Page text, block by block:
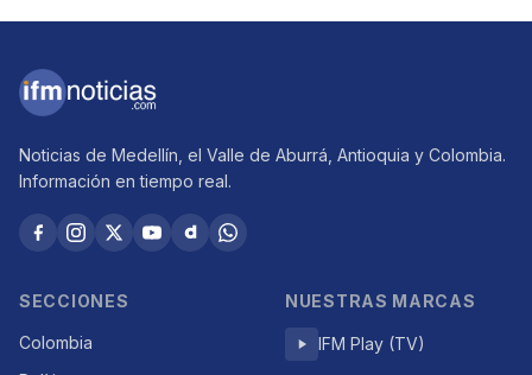
Noticias de Medellín, el Valle de Aburrá, Antioquia y Colombia.
Información en tiempo real.
SECCIONES
Colombia
NUESTRAS MARCAS
IFM Play (TV)